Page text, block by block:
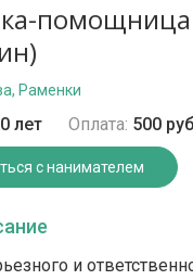
Раменки
лет Оплата: 500
с нанимателем
и